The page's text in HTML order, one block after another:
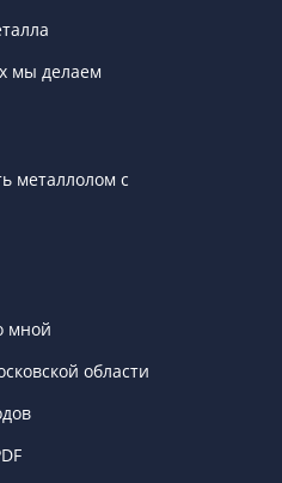
мы делаем
металлолом с
мной
области